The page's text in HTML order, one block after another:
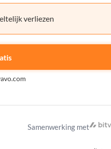
verliezen
Samenwerking met